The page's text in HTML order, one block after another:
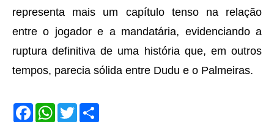
representa mais um capítulo tenso na relação
entre o jogador e a mandatária, evidenciando a
ruptura definitiva de uma história que, em outros
tempos, parecia sólida entre Dudu e o Palmeiras.
F
a
W
h
T
w